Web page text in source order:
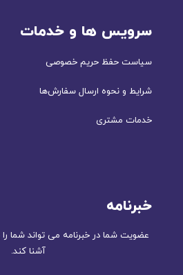
سرویس ها و خدمات
سیاست حفظ حریم خصوصی
شرایط و نحوه ارسال سفارش‌ها
خدمات مشتری
خبرنامه
عضویت شما در خبرنامه می تواند شما
آشنا کند.